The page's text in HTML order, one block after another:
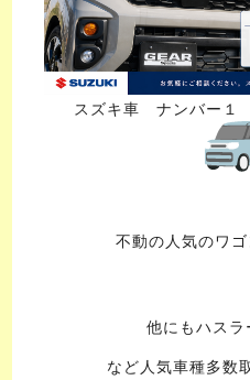
スズキ車 ナンバー
不動の人気のワ
他にもハスラ
など人気車種多数